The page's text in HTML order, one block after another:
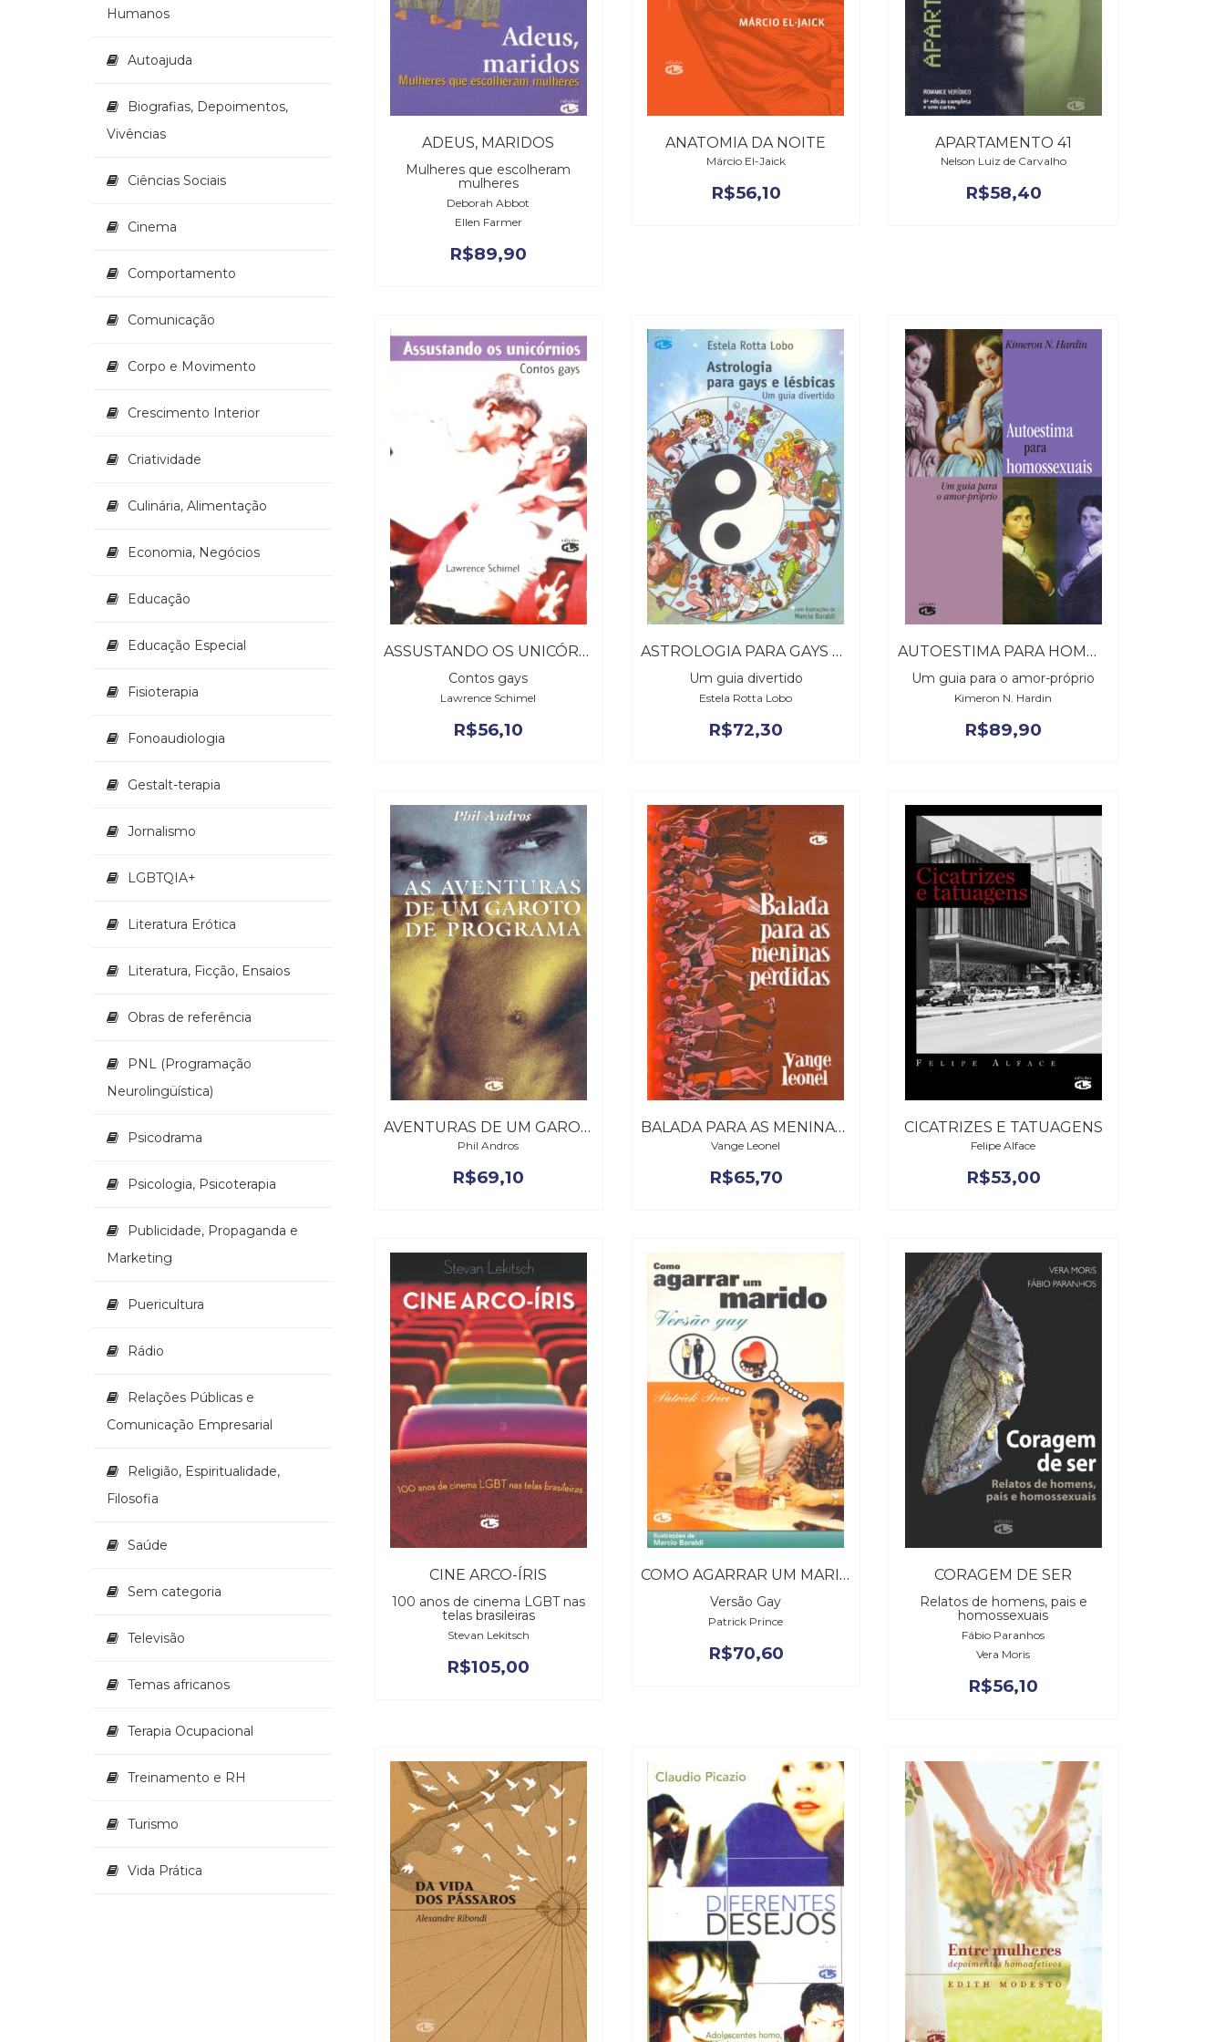
ADEUS, MARIDOS
Mulheres que escolheram
mulheres
Deborah Abbot
Ellen Farmer
R$89,90
ANATOMIA DA NOITE
Márcio El-Jaick
R$56,10
APARTAMENTO 41
Nelson Luiz de Carvalho
R$58,40
ASSUSTANDO OS UNICÓRNIOS
Contos gays
Lawrence Schimel
R$56,10
ASTROLOGIA PARA GAYS E LÉSBICAS
Um guia divertido
Estela Rotta Lobo
R$72,30
AUTOESTIMA PARA HOMOSSEXUAIS
Um guia para o amor-próprio
Kimeron N. Hardin
R$89,90
AVENTURAS DE UM GAROTO DE PROGRAMA, AS
Phil Andros
R$69,10
BALADA PARA AS MENINAS PERDIDAS
Vange Leonel
R$65,70
CICATRIZES E TATUAGENS
Felipe Alface
R$53,00
CINE ARCO-ÍRIS
100 anos de cinema LGBT nas
telas brasileiras
Stevan Lekitsch
R$105,00
COMO AGARRAR UM MARIDO
Versão Gay
Patrick Prince
R$70,60
CORAGEM DE SER
Relatos de homens, pais e
homossexuais
Fábio Paranhos
Vera Moris
R$56,10
Humanos
Autoajuda
Biografias, Depoimentos,
Vivências
Ciências Sociais
Cinema
Comportamento
Comunicação
Corpo e Movimento
Crescimento Interior
Criatividade
Culinária, Alimentação
Economia, Negócios
Educação
Educação Especial
Fisioterapia
Fonoaudiologia
Gestalt-terapia
Jornalismo
LGBTQIA+
Literatura Erótica
Literatura, Ficção, Ensaios
Obras de referência
PNL (Programação
Neurolingüística)
Psicodrama
Psicologia, Psicoterapia
Publicidade, Propaganda e
Marketing
Puericultura
Rádio
Relações Públicas e
Comunicação Empresarial
Religião, Espiritualidade,
Filosofia
Saúde
Sem categoria
Televisão
Temas africanos
Terapia Ocupacional
Treinamento e RH
Turismo
Vida Prática